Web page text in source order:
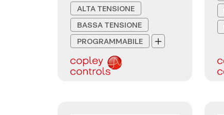
ALTA TENSIONE
BASSA TENSIONE
PROGRAMMABILE